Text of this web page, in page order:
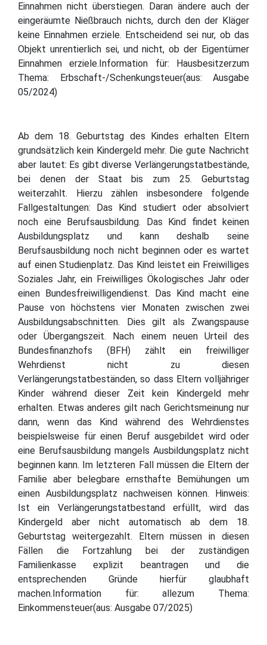
Einnahmen nicht überstiegen. Daran ändere auch der
eingeräumte Nießbrauch nichts, durch den der Kläger
keine Einnahmen erziele. Entscheidend sei nur, ob das
Objekt unrentierlich sei, und nicht, ob der Eigentümer
Einnahmen erziele.Information für: Hausbesitzerzum
Thema: Erbschaft-/Schenkungsteuer(aus: Ausgabe
05/2024)
Ab dem 18. Geburtstag des Kindes erhalten Eltern
grundsätzlich kein Kindergeld mehr. Die gute Nachricht
aber lautet: Es gibt diverse Verlängerungstatbestände,
bei denen der Staat bis zum 25. Geburtstag
weiterzahlt. Hierzu zählen insbesondere folgende
Fallgestaltungen: Das Kind studiert oder absolviert
noch eine Berufsausbildung. Das Kind findet keinen
Ausbildungsplatz und kann deshalb seine
Berufsausbildung noch nicht beginnen oder es wartet
auf einen Studienplatz. Das Kind leistet ein Freiwilliges
Soziales Jahr, ein Freiwilliges Ökologisches Jahr oder
einen Bundesfreiwilligendienst. Das Kind macht eine
Pause von höchstens vier Monaten zwischen zwei
Ausbildungsabschnitten. Dies gilt als Zwangspause
oder Übergangszeit. Nach einem neuen Urteil des
Bundesfinanzhofs (BFH) zählt ein freiwilliger
Wehrdienst nicht zu diesen
Verlängerungstatbeständen, so dass Eltern volljähriger
Kinder während dieser Zeit kein Kindergeld mehr
erhalten. Etwas anderes gilt nach Gerichtsmeinung nur
dann, wenn das Kind während des Wehrdienstes
beispielsweise für einen Beruf ausgebildet wird oder
eine Berufsausbildung mangels Ausbildungsplatz nicht
beginnen kann. Im letzteren Fall müssen die Eltern der
Familie aber belegbare ernsthafte Bemühungen um
einen Ausbildungsplatz nachweisen können. Hinweis:
Ist ein Verlängerungstatbestand erfüllt, wird das
Kindergeld aber nicht automatisch ab dem 18.
Geburtstag weitergezahlt. Eltern müssen in diesen
Fällen die Fortzahlung bei der zuständigen
Familienkasse explizit beantragen und die
entsprechenden Gründe hierfür glaubhaft
machen.Information für: allezum Thema:
Einkommensteuer(aus: Ausgabe 07/2025)